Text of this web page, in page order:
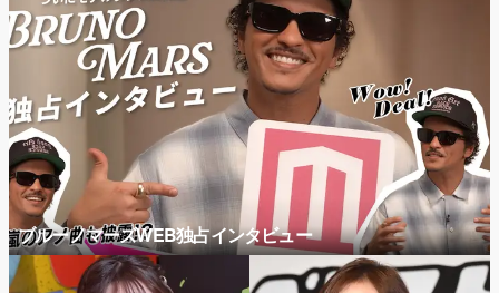
ブルーノマーズWEB独占インタビュー